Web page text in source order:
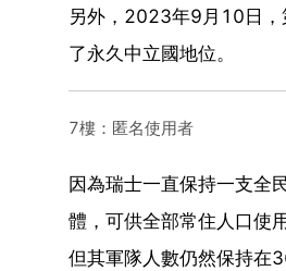
另外，2023年9月10日，
了永久中立國地位。
7樓：匿名使用者
因為瑞士一直保持一支全
體，可供全部常住人口使
但其軍隊人數仍然保持在